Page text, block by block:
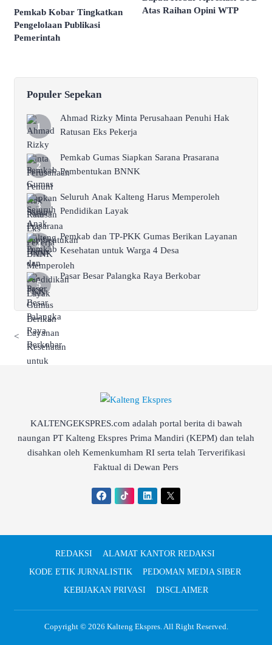
Pemkab Kobar Tingkatkan
Pengelolaan Publikasi
Pemerintah
Atas Raihan Opini WTP
Populer Sepekan
Ahmad Rizky Minta Perusahaan Penuhi Hak
Ratusan Eks Pekerja
Pemkab Gumas Siapkan Sarana Prasarana
Pembentukan BNNK
Seluruh Anak Kalteng Harus Memperoleh
Pendidikan Layak
Pemkab dan TP-PKK Gumas Berikan Layanan
Kesehatan untuk Warga 4 Desa
Pasar Besar Palangka Raya Berkobar
<
KALTENGEKSPRES.com adalah portal berita di bawah
naungan PT Kalteng Ekspres Prima Mandiri (KEPM) dan telah
disahkan oleh Kemenkumham RI serta telah Terverifikasi
Faktual di Dewan Pers
REDAKSI
ALAMAT KANTOR REDAKSI
KODE ETIK JURNALISTIK
PEDOMAN MEDIA SIBER
KEBIJAKAN PRIVASI
DISCLAIMER
Copyright © 2026 Kalteng Ekspres. All Right Reserved.